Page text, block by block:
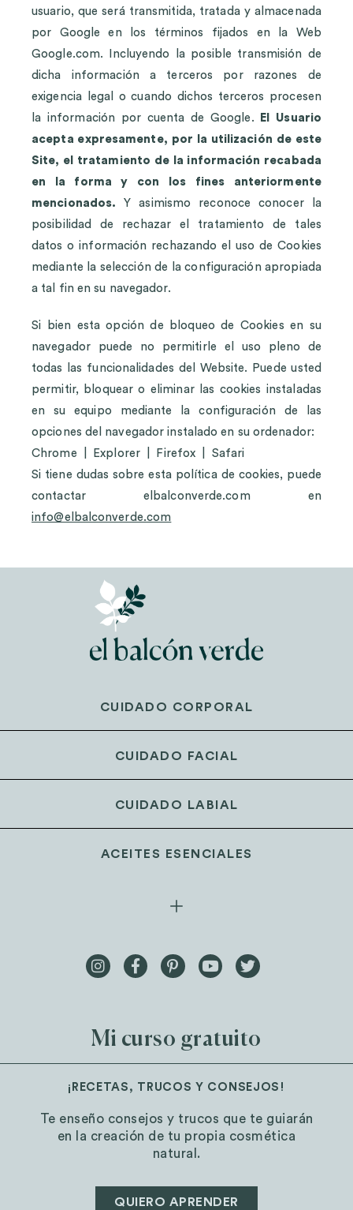
usuario, que será transmitida, tratada y almacenada
por Google en los términos fijados en la Web
Google.com. Incluyendo la posible transmisión de
dicha información a terceros por razones de
exigencia legal o cuando dichos terceros procesen
la información por cuenta de Google.
El Usuario
acepta expresamente, por la utilización de este
Site, el tratamiento de la información recabada
en la forma y con los fines anteriormente
mencionados. Y asimismo reconoce conocer la
posibilidad de rechazar el tratamiento de tales
datos o información rechazando el uso de Cookies
mediante la selección de la configuración apropiada
a tal fin en su navegador.
Si bien esta opción de bloqueo de Cookies en su
navegador puede no permitirle el uso pleno de
todas las funcionalidades del Website. Puede usted
permitir, bloquear o eliminar las cookies instaladas
en su equipo mediante la configuración de las
opciones del navegador instalado en su ordenador:
Chrome
Explorer| Firefox
Safari
Si tiene dudas sobre esta política de cookies, puede
contactar elbalconverde.com en
info@elbalconverde.com
CUIDADO CORPORAL
CUIDADO FACIAL
CUIDADO LABIAL
ACEITES ESENCIALES
Mi curso gratuito
¡RECETAS, TRUCOS Y CONSEJOS!
Te enseño consejos y trucos que te guiarán
en la creación de tu propia cosmética
natural.
QUIERO APRENDER